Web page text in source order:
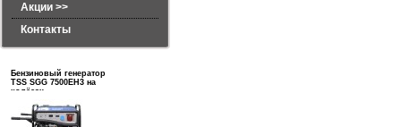
Акции >>
Контакты
Бензиновый генератор
TSS SGG 7500EH3 на
колёсах